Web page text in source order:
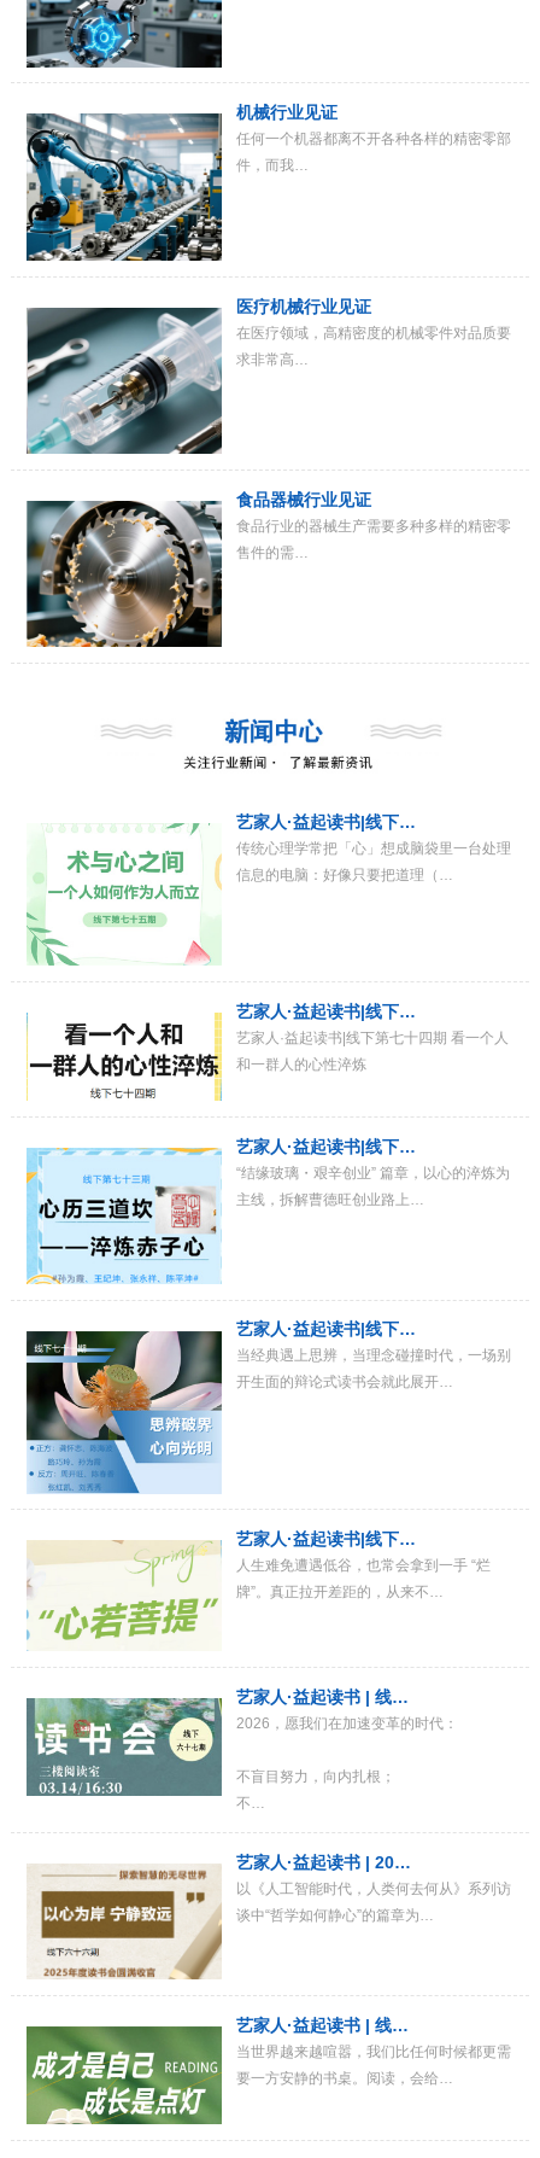
机械行业见证
任何一个机器都离不开各种各样的精密零部
件，而我…
医疗机械行业见证
在医疗领域，高精密度的机械零件对品质要
求非常高…
食品器械行业见证
食品行业的器械生产需要多种多样的精密零
售件的需…
艺家人·益起读书|线下…
传统心理学常把「心」想成脑袋里一台处理
信息的电脑：好像只要把道理（…
艺家人·益起读书|线下…
艺家人·益起读书|线下第七十四期 看一个人
和一群人的心性淬炼
艺家人·益起读书|线下…
“结缘玻璃・艰辛创业” 篇章，以心的淬炼为
主线，拆解曹德旺创业路上…
艺家人·益起读书|线下…
当经典遇上思辨，当理念碰撞时代，一场别
开生面的辩论式读书会就此展开…
艺家人·益起读书|线下…
人生难免遭遇低谷，也常会拿到一手 “烂
牌”。真正拉开差距的，从来不…
艺家人·益起读书 | 线…
2026，愿我们在加速变革的时代：
不盲目努力，向内扎根；
不…
艺家人·益起读书 | 20…
以《人工智能时代，人类何去何从》系列访
谈中“哲学如何静心”的篇章为…
艺家人·益起读书 | 线…
当世界越来越喧嚣，我们比任何时候都更需
要一方安静的书桌。阅读，会给…